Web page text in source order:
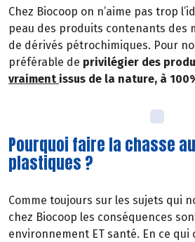
Chez Biocoop on n’aime pas trop
peau des produits contenants des
de dérivés pétrochimiques. Pour
préférable de privilégier des
vraiment issus de la nature, à
Pourquoi faire la chasse
plastiques ?
Comme toujours sur les sujets qui
chez Biocoop les conséquences
environnement ET santé. En ce qui